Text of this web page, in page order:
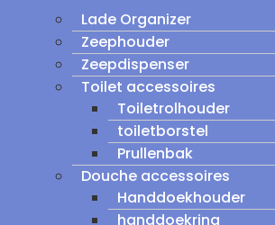
Lade Organizer
Zeephouder
Zeepdispenser
Toilet accessoires
Toiletrolhouder
toiletborstel
Prullenbak
Douche accessoires
Handdoekhouder
handdoekring